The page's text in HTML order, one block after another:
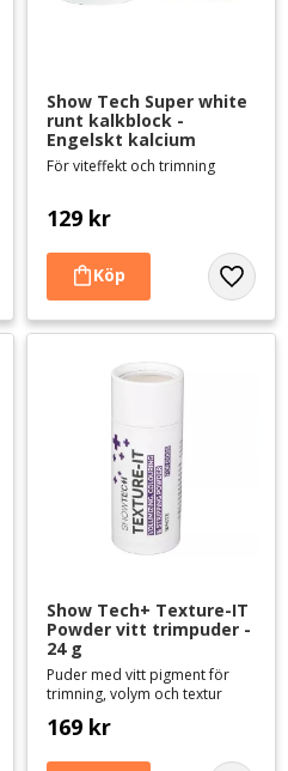
till i favoriter
Show Tech Super white
runt kalkblock -
Engelskt kalcium
För viteffekt och trimning
129 kr
Lägg
Show Tech+ Texture-IT
Powder vitt trimpuder -
24 g
Puder med vitt pigment för
trimning, volym och textur
169 kr